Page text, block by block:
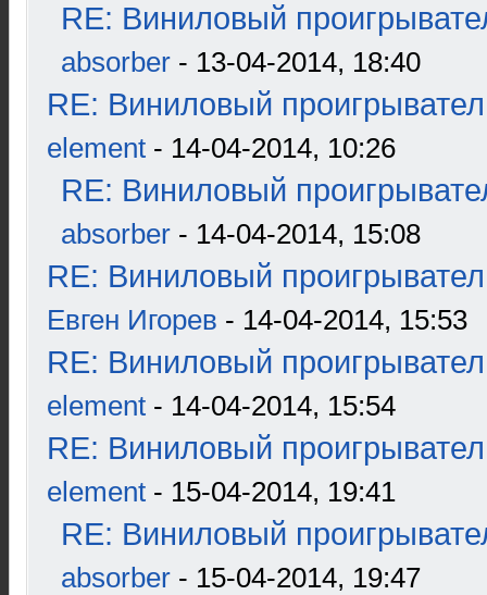
RE: Виниловый
absorber - 13-04-2014, 18:40
RE: Виниловый
element - 14-04-2014, 10:26
RE: Виниловый
absorber - 14-04-2014, 15:08
RE: Виниловый
Евген Игорев - 14-04-2014, 15:53
RE: Виниловый
element - 14-04-2014, 15:54
RE: Виниловый
element - 15-04-2014, 19:41
RE: Виниловый
absorber - 15-04-2014, 19:47